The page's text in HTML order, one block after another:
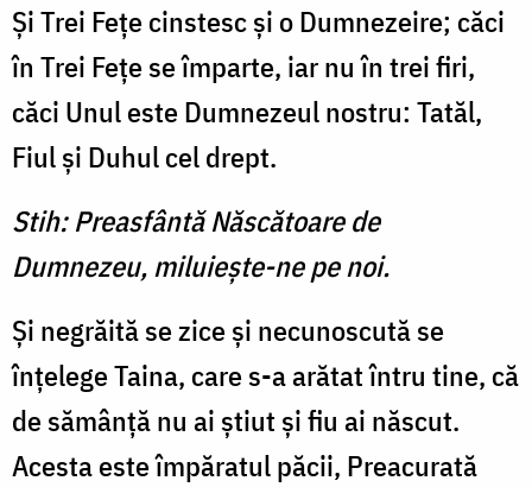
Şi Trei Feţe cinstesc şi o Dumnezeire; căci
în Trei Feţe se împarte, iar nu în trei firi,
căci Unul este Dumnezeul nostru: Tatăl,
Fiul şi Duhul cel drept.
Stih: Preasfântă Născătoare de
Dumnezeu, miluieşte-ne pe noi.
Şi negrăită se zice şi necunoscută se
înţelege Taina, care s-a arătat întru tine, că
de sămânţă nu ai ştiut şi fiu ai născut.
Acesta este împăratul păcii, Preacurată